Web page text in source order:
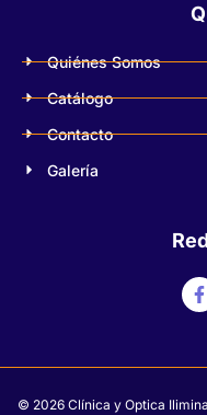
Quiénes Somos
Catálogo
Contacto
Galería
© 2026 Clínica y Optica